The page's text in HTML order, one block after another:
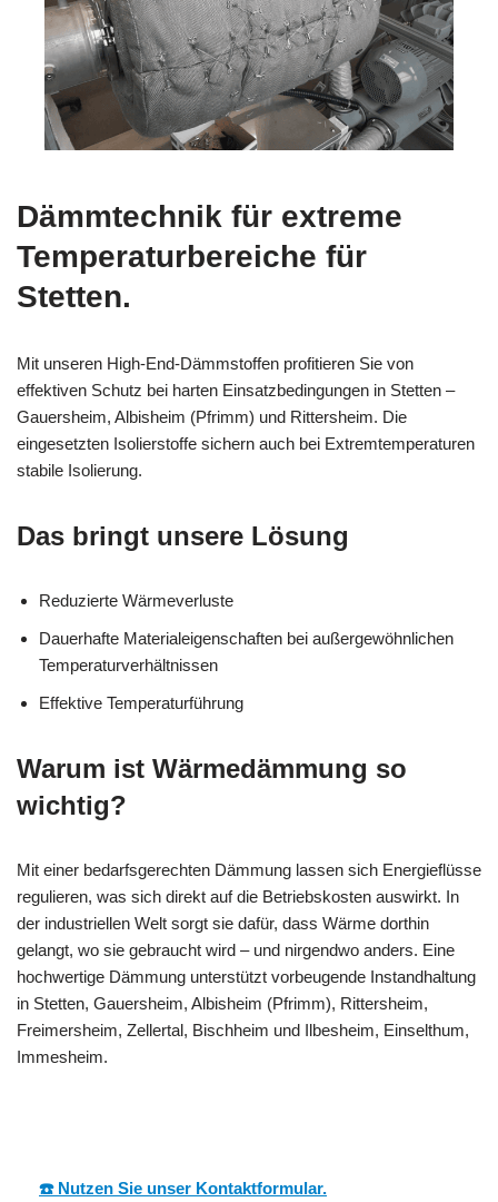
Dämmtechnik für extreme
Temperaturbereiche für
Stetten.
Mit unseren High-End-Dämmstoffen profitieren Sie von
effektiven Schutz bei harten Einsatzbedingungen in Stetten –
Gauersheim, Albisheim (Pfrimm) und Rittersheim. Die
eingesetzten Isolierstoffe sichern auch bei Extremtemperaturen
stabile Isolierung.
Das bringt unsere Lösung
Reduzierte Wärmeverluste
Dauerhafte Materialeigenschaften bei außergewöhnlichen
Temperaturverhältnissen
Effektive Temperaturführung
Warum ist Wärmedämmung so
wichtig?
Mit einer bedarfsgerechten Dämmung lassen sich Energieflüsse
regulieren, was sich direkt auf die Betriebskosten auswirkt. In
der industriellen Welt sorgt sie dafür, dass Wärme dorthin
gelangt, wo sie gebraucht wird – und nirgendwo anders. Eine
hochwertige Dämmung unterstützt vorbeugende Instandhaltung
in Stetten, Gauersheim, Albisheim (Pfrimm), Rittersheim,
Freimersheim, Zellertal, Bischheim und Ilbesheim, Einselthum,
Immesheim.
☎️ Nutzen Sie unser Kontaktformular.